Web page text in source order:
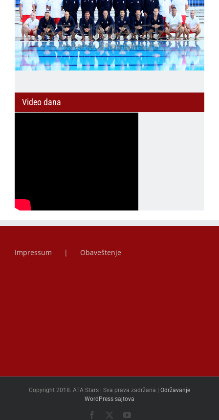
Video dana
Impressum Obaveštenje
Copyright 2018. ATA Stars | Sva prava zadržana | Održavanje
WordPress sajtova
Facebook YouTube